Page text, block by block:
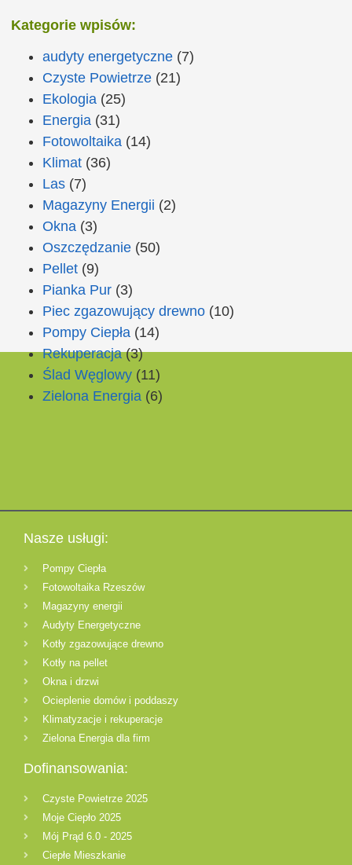
Kategorie wpisów:
audyty energetyczne (7)
Czyste Powietrze (21)
Ekologia (25)
Energia (31)
Fotowoltaika (14)
Klimat (36)
Las (7)
Magazyny Energii (2)
Okna (3)
Oszczędzanie (50)
Pellet (9)
Pianka Pur (3)
Piec zgazowujący drewno (10)
Pompy Ciepła (14)
Rekuperacja(3)
Ślad Węglowy (11)
Zielona Energia (6)
Nasze usługi:
Pompy Ciepła
Fotowoltaika Rzeszów
Magazyny energii
Audyty Energetyczne
Kotły zgazowujące drewno
Kotły na pellet
Okna i drzwi
Ocieplenie domów i poddaszy
Klimatyzacje i rekuperacje
Zielona Energia dla firm
Dofinansowania:
Czyste Powietrze 2025
Moje Ciepło 2025
Mój Prąd 6.0 - 2025
Ciepłe Mieszkanie